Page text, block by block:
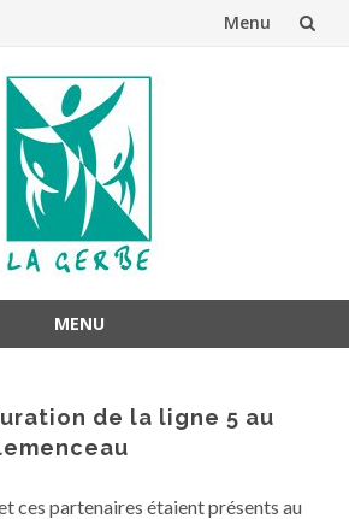
Menu
MENU
de la ligne 5 au
ces partenaires étaient présents au